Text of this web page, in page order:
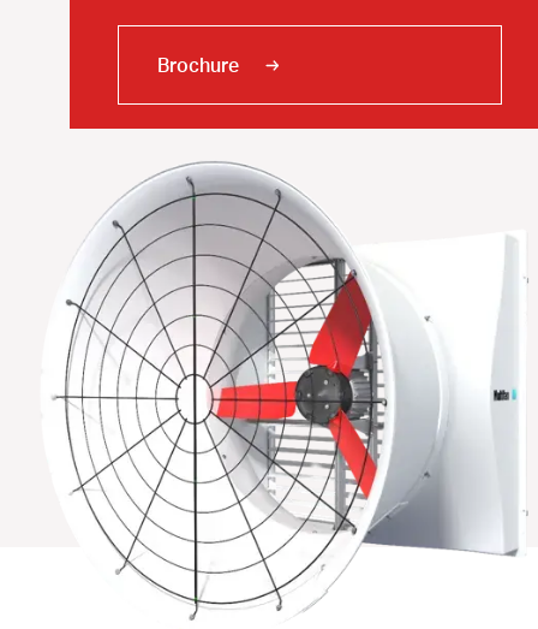
Brochure